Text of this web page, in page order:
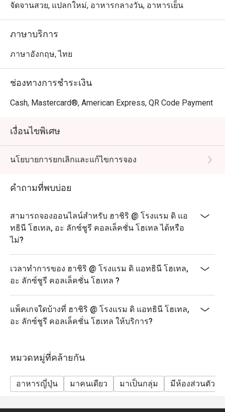
จัดจานสวย, แปลกใหม่, อาหารกลางวัน, อาหารเย็น
ภาษาบริการ
ภาษาอังกฤษ, ไทย
ช่องทางการชำระเงิน
Cash, Mastercard®, American Express, QR Code Payment
เงื่อนไขพิเศษ
นโยบายการยกเลิกและแก้ไขการจอง
คำถามที่พบบ่อย
สามารถจองออนไลน์สำหรับ ฮาชิริ @ โรงแรม ดิ แอ
ทธินี โฮเทล, อะ ลักซ์ชูรี คอลเล็คชั่น โฮเทล ได้หรือ
ไม่?
เวลาทำการของ ฮาชิริ @ โรงแรม ดิ แอทธินี โฮเทล,
อะ ลักซ์ชูรี คอลเล็คชั่น โฮเทล ?
แพ็คเกจใดบ้างที่ ฮาชิริ @ โรงแรม ดิ แอทธินี โฮเทล,
อะ ลักซ์ชูรี คอลเล็คชั่น โฮเทล ให้บริการ?
หมวดหมู่ที่คล้ายกัน
อาหารญี่ปุ่น มาคนเดียว มาเป็นกลุ่ม มีห้องส่วนตัว